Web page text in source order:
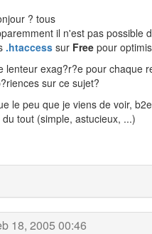
? tous
il n'est pas possible
.htaccess sur Free pour
lenteur exag?r?e pour chaque
sur ce sujet?
le peu que je viens de voir,
tout (simple, astucieux, ...)
18, 2005 00:46